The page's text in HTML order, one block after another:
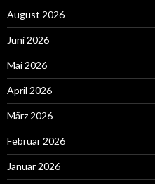
August 2026
Juni 2026
Mai 2026
April 2026
März 2026
Februar 2026
Januar 2026